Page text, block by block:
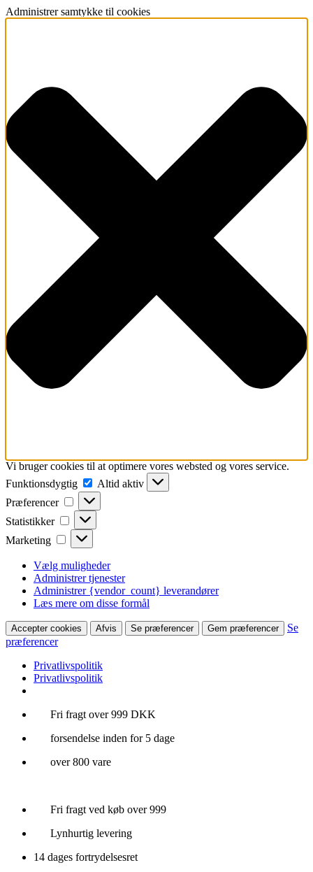
Administrer samtykke til cookies
Vi bruger cookies til at optimere vores websted og vores service.
Funktionsdygtig
Funktionsdygtig
Altid aktiv
Præferencer
Præferencer
Statistikker Statistikker
Marketing Marketing
Vælg muligheder
Administrer tjenester
Administrer {vendor_count} leverandører
Læs mere om disse formål
Accepter cookies Afvis Se præferencer Gem præferencer
Se
præferencer
Privatlivspolitik
Privatlivspolitik
Videre
indhold
Fri fragt over 999 DKK
forsendelse inden for 5 dage
over 800 vare
Fri fragt ved køb over 999
Lynhurtig levering
14 dages fortrydelsesret